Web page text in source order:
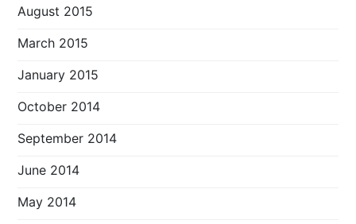
August 2015
March 2015
January 2015
October 2014
September 2014
June 2014
May 2014